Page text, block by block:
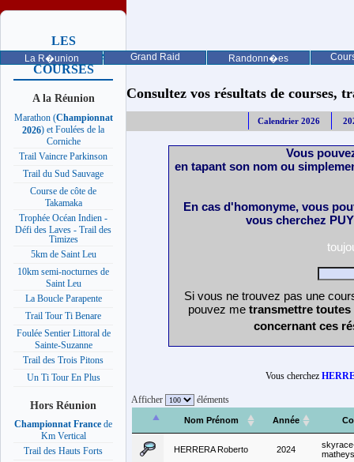
La R�union Grand Raid Randonn�es
LES
PROCHAINES
COURSES
A la Réunion
Marathon (Championnat
2026) et Foulées de la
Corniche
Trail Vaincre Parkinson
Trail du Sud Sauvage
Course de côte de
Takamaka
Trophée Océan Indien -
Défi des Laves - Trail des
Timizes
5km de Saint Leu
10km semi-nocturnes de
Saint Leu
La Boucle Parapente
Trail Tour Ti Benare
Foulée Sentier Littoral de
Sainte-Suzanne
Trail des Trois Pitons
Un Ti Tour En Plus
Hors Réunion
Championnat France de
Km Vertical
Trail des Hauts Forts
Consultez vos résultats de courses,
Calendrier 2026
Vous
en tapant son nom ou
En cas d'homonyme, vous
vous cherchez
Si vous ne trouvez pas une
pouvez me transmettre
concernant ces
Vous cherchez
Afficher éléments
Nom Prénom Année
HERRERA Roberto 2024